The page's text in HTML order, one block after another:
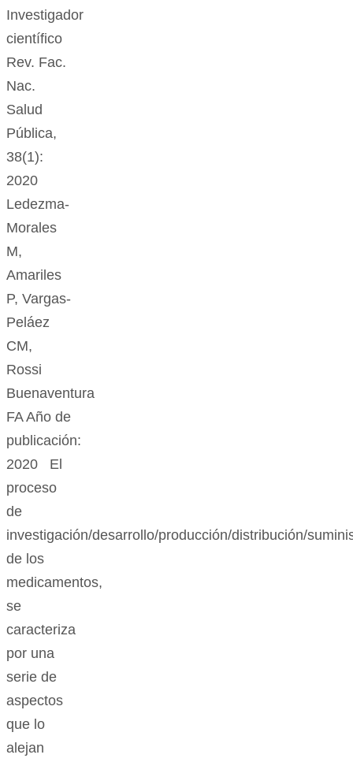
Investigador
científico
Rev. Fac.
Nac.
Salud
Pública,
38(1):
2020
Ledezma-
Morales
M,
Amariles
P, Vargas-
Peláez
CM,
Rossi
Buenaventura
FA Año de
publicación:
2020 El
proceso
de
investigación/desarrollo/producción/distribución/
de los
medicamentos,
se
caracteriza
por una
serie de
aspectos
que lo
alejan